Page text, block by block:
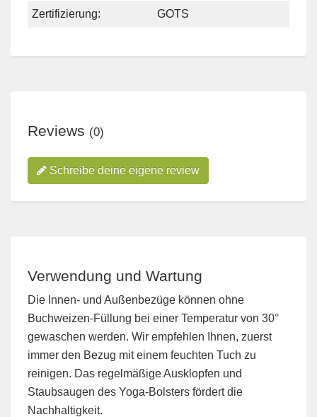
Zertifizierung: GOTS
Reviews (0)
Schreibe deine eigene review
Verwendung und Wartung
Die Innen- und Außenbezüge können ohne
Buchweizen-Füllung bei einer Temperatur von 30°
gewaschen werden. Wir empfehlen Ihnen, zuerst
immer den Bezug mit einem feuchten Tuch zu
reinigen. Das regelmäßige Ausklopfen und
Staubsaugen des Yoga-Bolsters fördert die
Nachhaltigkeit.